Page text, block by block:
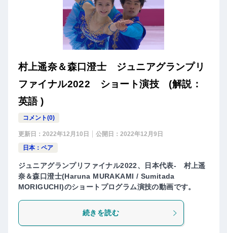
村上遥奈＆森口澄士 ジュニアグランプリ
ファイナル2022 ショート演技 (解説：
英語 )
コメント(0)
更新日： 2022年12月10日 公開日： 2022年12月9日
日本：ペア
ジュニアグランプリファイナル2022、日本代表- 村上遥
奈＆森口澄士(Haruna MURAKAMI / Sumitada
MORIGUCHI)のショートプログラム演技の動画です。
続きを読む